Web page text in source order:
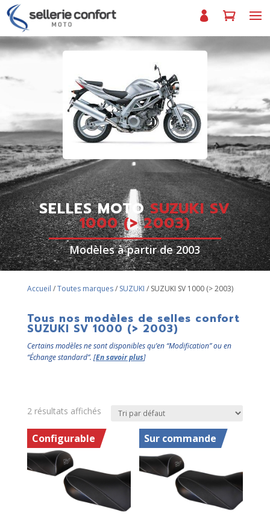
SELLES MOTOSUZUKI SV
1000 (> 2003)
Modèles à partir de 2003
Accueil /Toutes marques/ SUZUKI / SUZUKI SV 1000 (> 2003)
Tous nos modèles de selles confort
SUZUKI SV 1000 (> 2003)
Certains modèles ne sont disponibles qu’en “Modification” ou en
“Échange standard”. [En savoir plus]
2 résultats affichés
Configurable Sur commande